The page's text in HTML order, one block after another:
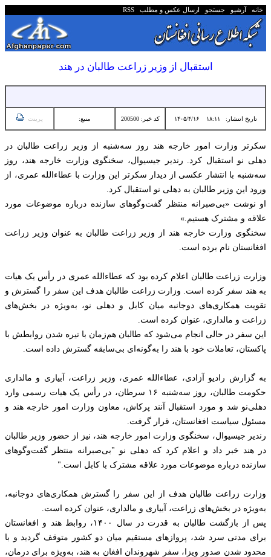
خانه آرشیو جستجو ارسال عکس و مطلب RSS
استقبال از وزیر زراعت طالبان در هند
تاریخ انتشار: ۱۸:۱۱ ۱۴۰۵/۴/۱۶ کد خبر: 200500 منبع: پرینت
سکرتر وزارت امور خارجه هند روز سه‌شنبه از وزیر زراعت طالبان در
دهلی نو استقبال کرد. رندیر جیسیوال، سخنگوی وزارت خارجه هند، روز
سه‌شنبه با انتشار عکسی از دیدار سکرتر این وزارت با عطاءالله عمری، از
ورود این وزیر طالبان به دهلی نو استقبال کرد.
او نوشت «بی‌صبرانه منتظر گفت‌وگوهای سازنده درباره موضوعات مورد
علاقه و مشترک هستیم.»
سخنگوی وزارت خارجه هند از وزیر زراعت طالبان به عنوان وزیر زراعت
افغانستان نام برده است.
وزارت زراعت طالبان اعلام کرده بود که عطاءالله عمری در رأس یک هیات
به هند سفر کرده است. وزارت زراعت طالبان هدف این سفر را گسترش و
تقویت همکاری‌های دوجانبه میان کابل و دهلی نو، به‌ویژه در بخش‌های
زراعت و مالداری، عنوان کرده است.
این سفر در حالی انجام می‌شود که طالبان هم‌زمان با تیره شدن روابطش با
پاکستان، تعاملات خود با هند را به‌گونه‌ای بی‌سابقه گسترش داده است.
به گزارش رادیو آزادی، عطاءالله عمری، وزیر زراعت، آبیاری و مالداری
حکومت طالبان، روز سه‌شنبه ۱۶ سرطان، در رأس یک هیات رسمی وارد
دهلی‌نو شد و مورد استقبال آنند پرکاش، معاون وزارت امور خارجه هند و
مسئول سیاست افغانستان، قرار گرفت.
رندیر جیسیوال، سخنگوی وزارت امور خارجه هند، نیز از حضور وزیر طالبان
در هند خبر داد و اعلام کرد که دهلی نو "بی‌صبرانه منتظر گفت‌وگوهای
سازنده درباره موضوعات مورد علاقه مشترک با کابل است."
وزارت زراعت طالبان هدف از این سفر را گسترش همکاری‌های دوجانبه،
به‌ویژه در بخش‌های زراعت، آبیاری و مالداری، عنوان کرده است.
پس از بازگشت طالبان به قدرت در سال ۱۴۰۰، روابط هند و افغانستان
برای مدتی سرد شد، پروازهای مستقیم میان دو کشور متوقف گردید و با
محدود شدن صدور ویزا، سفر شهروندان افغان به هند، به‌ویژه برای درمان،